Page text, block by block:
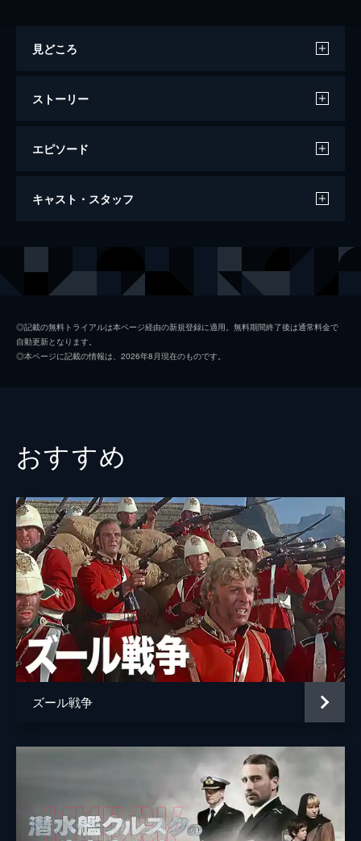
見どころ
ストーリー
エピソード
失われた航海
キャスト・スタッフ
モリー・ブラウン
ヘンリー・ハリス エド・ビショップ
マーティン・ギャラガー ジェラルド・マクソーリー
ジェームズ・ファレル ロバート・ピュー
ステビング
ダン・マーヴィン ジェリー・ハウザー
ベンジャミン・グッゲンハイム ジョン・モファット
ジョン・ハート オーブリー・モリス
フレデリック・バレット モーリス・ローヴ
トーマス・キング
トーマス・アンドリュース ジェフリー・ホワイトヘッド
オラウス・アベルセス ニック・ブリンブル
◎記載の無料トライアルは本ページ経由の新規登録に適用。無料期間終了後は通常料金で
自動更新となります。
◎本ページに記載の情報は、2026年8月現在のものです。
おすすめ
ズール戦争